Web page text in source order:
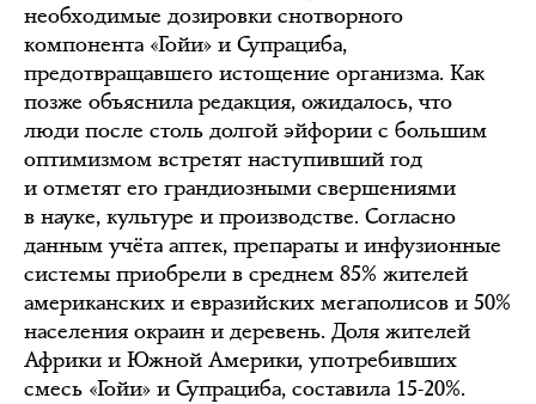
необходимые дозировки снотворного
компонента «Гойи» и Супрациба,
предотвращавшего истощение организма. Как
позже объяснила редакция, ожидалось, что
люди после столь долгой эйфории с большим
оптимизмом встретят наступивший год
и отметят его грандиозными свершениями
в науке, культуре и производстве. Согласно
данным учёта аптек, препараты и инфузионные
системы приобрели в среднем 85% жителей
американских и евразийских мегаполисов и 50%
населения окраин и деревень. Доля жителей
Африки и Южной Америки, употребивших
смесь «Гойи» и Супрациба, составила 15-20%.